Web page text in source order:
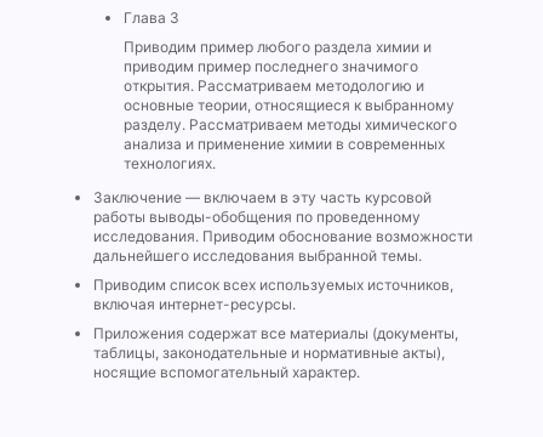
Глава 3
Приводим пример любого раздела химии и
приводим пример последнего значимого
открытия. Рассматриваем методологию и
основные теории, относящиеся к выбранному
разделу. Рассматриваем методы химического
анализа и применение химии в современных
технологиях.
Заключение — включаем в эту часть курсовой
работы выводы-обобщения по проведенному
исследования. Приводим обоснование возможности
дальнейшего исследования выбранной темы.
Приводим список всех используемых источников,
включая интернет-ресурсы.
Приложения содержат все материалы (документы,
таблицы, законодательные и нормативные акты),
носящие вспомогательный характер.